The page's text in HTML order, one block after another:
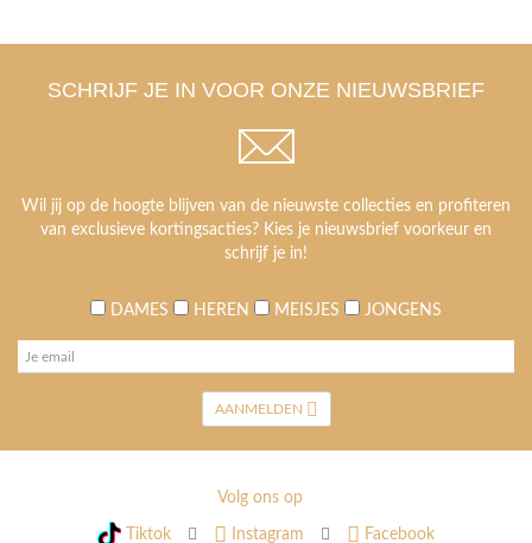
SCHRIJF JE IN VOOR ONZE NIEUWSBRIEF
Wil jij op de hoogte blijven van de nieuwste collecties en profiteren
van exclusieve kortingsacties? Kies je nieuwsbrief voorkeur en
schrijf je in!
DAMES HEREN MEISJES JONGENS
AANMELDEN
Volg ons op
Tiktok Instagram Facebook